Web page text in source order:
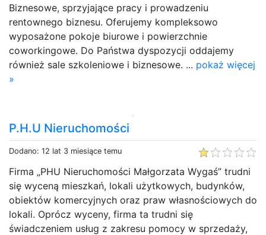
Biznesowe, sprzyjające pracy i prowadzeniu
rentownego biznesu. Oferujemy kompleksowo
wyposażone pokoje biurowe i powierzchnie
coworkingowe. Do Państwa dyspozycji oddajemy
również sale szkoleniowe i biznesowe. ... pokaż więcej
»
P.H.U Nieruchomości
Dodano: 12 lat 3 miesiące temu
Firma „PHU Nieruchomości Małgorzata Wygaś” trudni
się wyceną mieszkań, lokali użytkowych, budynków,
obiektów komercyjnych oraz praw własnościowych do
lokali. Oprócz wyceny, firma ta trudni się
świadczeniem usług z zakresu pomocy w sprzedaży,